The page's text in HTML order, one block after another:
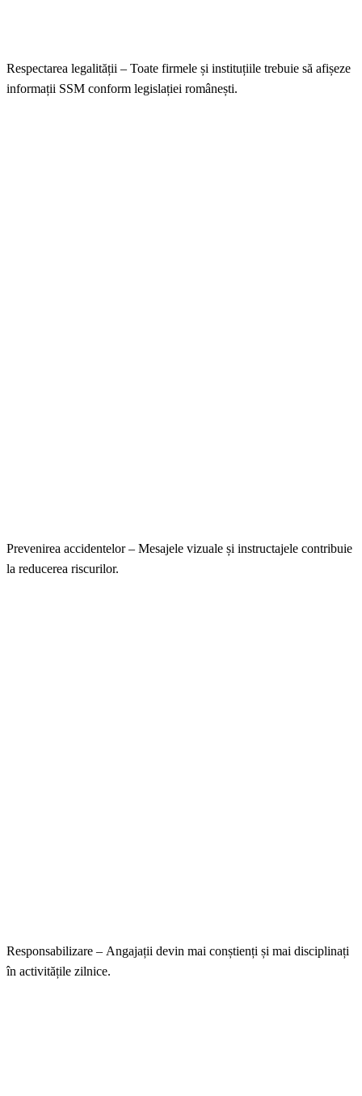
Respectarea legalității – Toate firmele și instituțiile trebuie să afișeze
informații SSM conform legislației românești.
Prevenirea accidentelor – Mesajele vizuale și instructajele contribuie
la reducerea riscurilor.
Responsabilizare – Angajații devin mai conștienți și mai disciplinați
în activitățile zilnice.